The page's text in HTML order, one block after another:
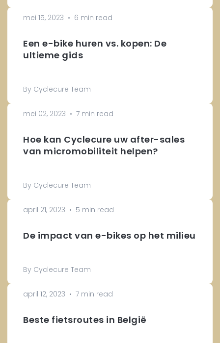
mei 15, 2023 • 6 min read
Een e-bike huren vs. kopen: De
ultieme gids
By Cyclecure Team
mei 02, 2023 • 7 min read
Hoe kan Cyclecure uw after-sales
van micromobiliteit helpen?
By Cyclecure Team
april 21, 2023 • 5 min read
De impact van e-bikes op het milieu
By Cyclecure Team
april 12, 2023 • 7 min read
Beste fietsroutes in België